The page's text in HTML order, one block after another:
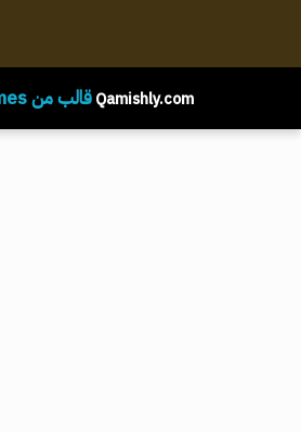
Qamishly.com قالب من Silk Themes